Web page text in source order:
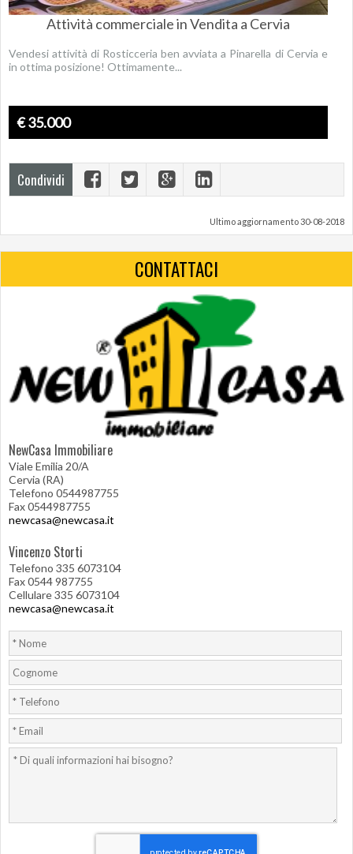
Attività commerciale in Vendita a Cervia
Vendesi attività di Rosticceria ben avviata a Pinarella di Cervia e
in ottima posizione! Ottimamente...
€ 35.000
Condividi
Ultimo aggiornamento 30-08-2018
CONTATTACI
NewCasa Immobiliare
Viale Emilia 20/A
Cervia (RA)
Telefono 0544987755
Fax 0544987755
newcasa@newcasa.it
Vincenzo Storti
Telefono 335 6073104
Fax 0544 987755
Cellulare 335 6073104
newcasa@newcasa.it